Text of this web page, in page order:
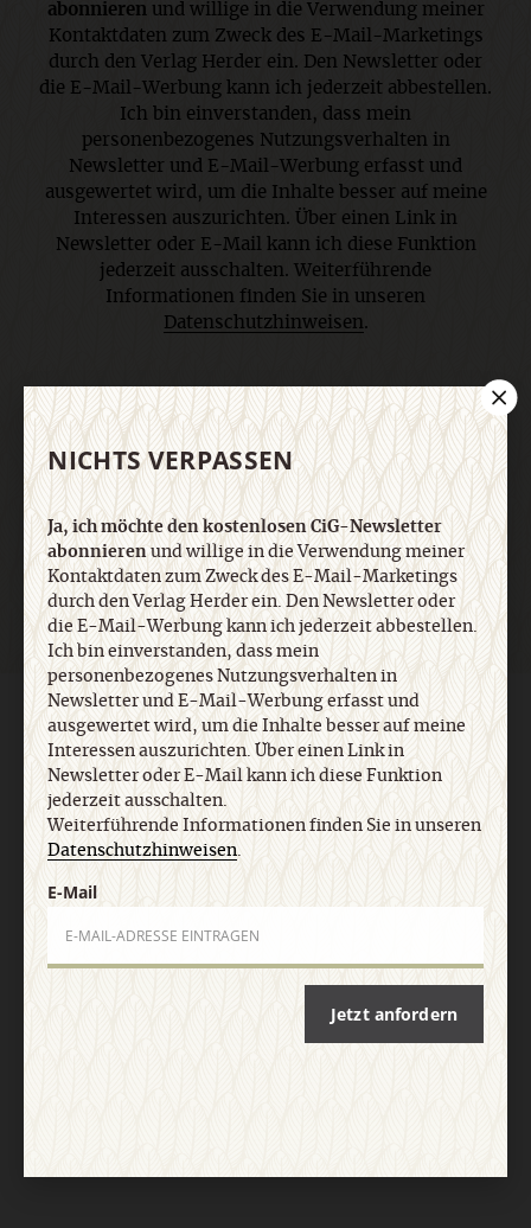
abonnierenund willige in die Verwendung meiner
Kontaktdaten zum Zweck des E-Mail-Marketings
durch den Verlag Herder ein. Den Newsletter oder
die E-Mail-Werbung kann ich jederzeit abbestellen.
Ich bin einverstanden, dass mein
personenbezogenes Nutzungsverhalten in
Newsletter und E-Mail-Werbung erfasst und
ausgewertet wird, um die Inhalte besser auf meine
Interessen auszurichten. Über einen Link in
Newsletter oder E-Mail kann ich diese Funktion
jederzeit ausschalten. Weiterführende
Informationen finden Sie in unseren
Datenschutzhinweisen.
E-Mail
Jetzt anmelden
AGB und Widerrufsbelehrung Datenschutz
Barrierefreiheit
Impressum
Vertrag widerrufen Abo online kündigen
NICHTS VERPASSEN
Ja, ich möchte den kostenlosen CiG-Newsletter
abonnierenund willige in die Verwendung meiner
Kontaktdaten zum Zweck des E-Mail-Marketings
durch den Verlag Herder ein. Den Newsletter oder
die E-Mail-Werbung kann ich jederzeit abbestellen.
Ich bin einverstanden, dass mein
personenbezogenes Nutzungsverhalten in
Newsletter und E-Mail-Werbung erfasst und
ausgewertet wird, um die Inhalte besser auf meine
Interessen auszurichten. Über einen Link in
Newsletter oder E-Mail kann ich diese Funktion
jederzeit ausschalten.
Weiterführende Informationen finden Sie in unseren
Datenschutzhinweisen.
E-Mail
Jetzt anfordern